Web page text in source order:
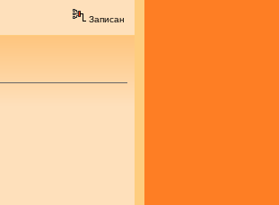
Записан